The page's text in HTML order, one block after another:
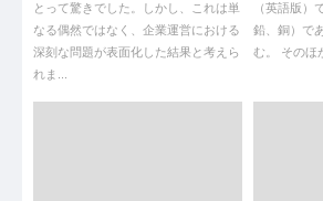
とって驚きでした。しかし、これは単
なる偶然ではなく、企業運営における
深刻な問題が表面化した結果と考えら
れま...
（英語版）
鉛、銅）で
む。 そのほ